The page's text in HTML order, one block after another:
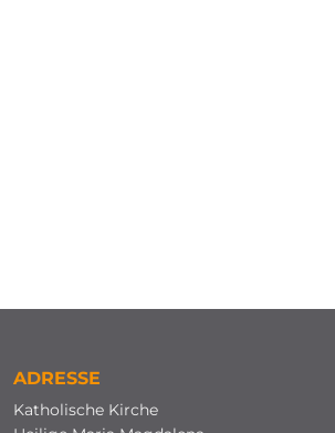
ADRESSE
Katholische Kirche